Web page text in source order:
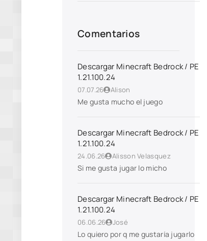
Comentarios
Descargar Minecraft Bedrock / PE
1.21.100.24
07.07.26 Alison
Me gusta mucho el juego
Descargar Minecraft Bedrock / PE
1.21.100.24
24.06.26 Alisson Velasquez
Si me gusta jugar lo micho
Descargar Minecraft Bedrock / PE
1.21.100.24
06.06.26 José
Lo quiero por q me gustaría jugarlo